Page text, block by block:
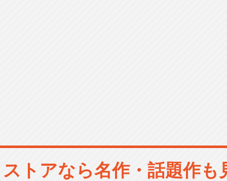
トアなら名作・話題作も